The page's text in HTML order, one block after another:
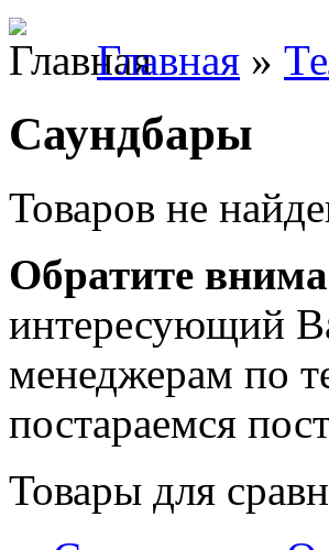
Главная »
Саундбары
Товаров не
Обратите
интересующий
менеджерам по
постараемся
Товары для